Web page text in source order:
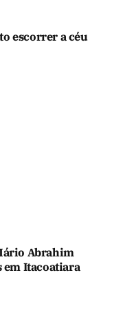
escorrer a céu
Abrahim
em Itacoatiara